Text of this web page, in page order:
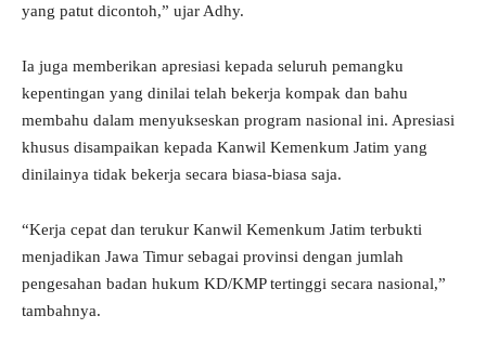
yang patut dicontoh,” ujar Adhy.
Ia juga memberikan apresiasi kepada seluruh pemangku
kepentingan yang dinilai telah bekerja kompak dan bahu
membahu dalam menyukseskan program nasional ini. Apresiasi
khusus disampaikan kepada Kanwil Kemenkum Jatim yang
dinilainya tidak bekerja secara biasa-biasa saja.
“Kerja cepat dan terukur Kanwil Kemenkum Jatim terbukti
menjadikan Jawa Timur sebagai provinsi dengan jumlah
pengesahan badan hukum KD/KMP tertinggi secara nasional,”
tambahnya.